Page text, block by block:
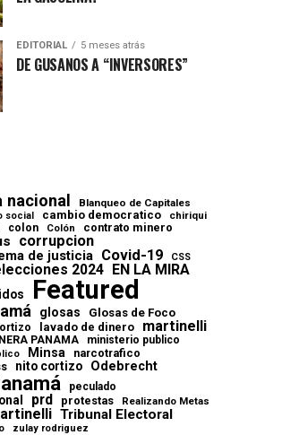
EDITORIAL 5 meses atrás
DE GUSANOS A “INVERSORES”
nacional Blanqueo de Capitales
social cambio democratico chiriqui
colon Colón contrato minero
corrupcion
de justicia Covid-19 CSS
2024 EN LA MIRA
Featured
glosas Glosas de Foco
lavado de dinero martinelli
PANAMA ministerio publico
Minsa
narcotrafico
nito cortizo
Odebrecht
peculado
prd protestas Realizando Metas
Tribunal Electoral
zulay rodriguez